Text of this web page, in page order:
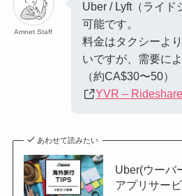
Amnet Staff
Uber / Lyft（ライド
可能です。
料金はタクシーよ
いですが、需要に
（約CA$30〜50）
YVR – Rideshare
あわせて読みたい
Uber(ウーバ
アプリサー